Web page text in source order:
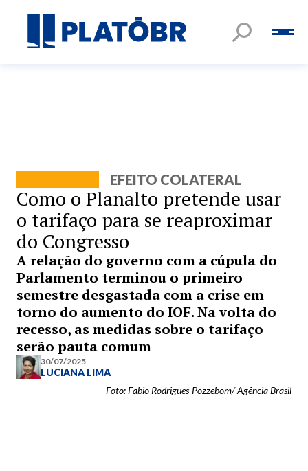
EFEITO COLATERAL
Como o Planalto pretende usar
o tarifaço para se reaproximar
do Congresso
A relação do governo com a cúpula do
Parlamento terminou o primeiro
semestre desgastada com a crise em
torno do aumento do IOF. Na volta do
recesso, as medidas sobre o tarifaço
serão pauta comum
30/07/2025
LUCIANA LIMA
Foto: Fabio Rodrigues-Pozzebom/ Agência Brasil